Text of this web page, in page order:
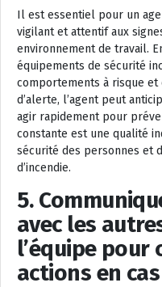
Il est essentiel pour un
vigilant et attentif aux
environnement de travail.
équipements de sécurité
comportements à risque
d’alerte, l’agent peut
agir rapidement pour
constante est une qualité
sécurité des personnes et
d’incendie.
5.
avec les
l’équipe pour
actions en